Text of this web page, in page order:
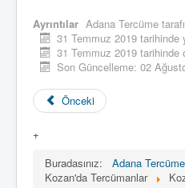
Ayrıntılar Adana Tercüme
31 Temmuz 2019 tarihinde
31 Temmuz 2019 tarihinde
Son Güncelleme: 02
Önceki
+
Buradasınız:
Adana
Kozan'da Tercümanlar